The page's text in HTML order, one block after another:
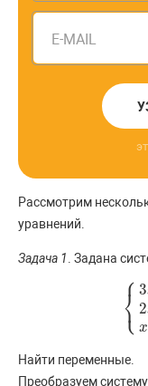
E-MAIL
Рассмотрим
уравнений.
Задача 1 . Задана
⎧
⎩
⎨ 3
2
x
{3 x1
Найти переменные.
Преобразуем